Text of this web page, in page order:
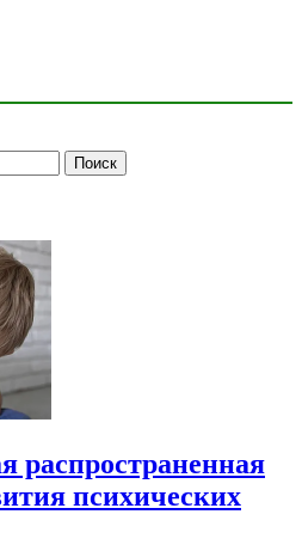
распространенная
психических